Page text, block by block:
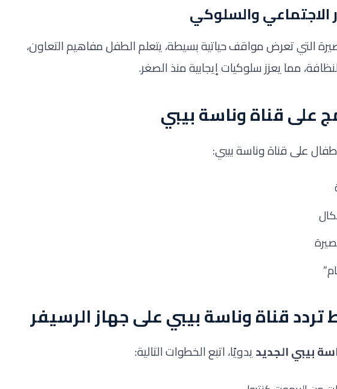
الاجتماعي والسلوكي
التي تعرض مواقف حياتية بسيطة، يتعلم الطفل مفاهيم التعاون،
مما يعزز سلوكيات إيجابية منذ الصغر.
على قناة وناسة بيبي
على قناة وناسة بيبي:
قناة وناسة بيبي على جهاز الرسيفر
بيبي الجديديدويًا، اتبع الخطوات التالية: